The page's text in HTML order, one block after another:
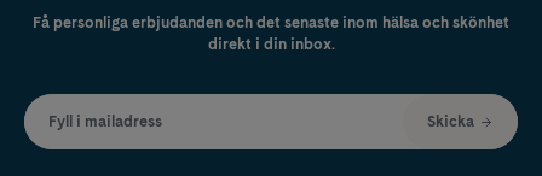
Få personliga erbjudanden och det senaste inom hälsa och skönhet
direkt i din inbox.
Fyll i mailadress Skicka